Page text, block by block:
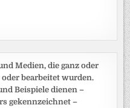
Medien, die ganz oder
bearbeitet wurden.
Beispiele dienen –
gekennzeichnet –